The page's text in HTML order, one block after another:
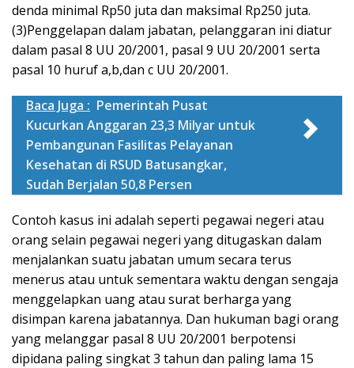
denda minimal Rp50 juta dan maksimal Rp250 juta.
(3)Penggelapan dalam jabatan, pelanggaran ini diatur
dalam pasal 8 UU 20/2001, pasal 9 UU 20/2001 serta
pasal 10 huruf a,b,dan c UU 20/2001.
Baca Juga : Pemerintah Pusat
Kucurkan Anggaran 23,3 Milyar untuk
Pembangunan Fasilitas Pelayanan
Kesehatan di RSUD Batusangkar,
Sudah Berjalan 50,8 Persen
Contoh kasus ini adalah seperti pegawai negeri atau
orang selain pegawai negeri yang ditugaskan dalam
menjalankan suatu jabatan umum secara terus
menerus atau untuk sementara waktu dengan sengaja
menggelapkan uang atau surat berharga yang
disimpan karena jabatannya. Dan hukuman bagi orang
yang melanggar pasal 8 UU 20/2001 berpotensi
dipidana paling singkat 3 tahun dan paling lama 15